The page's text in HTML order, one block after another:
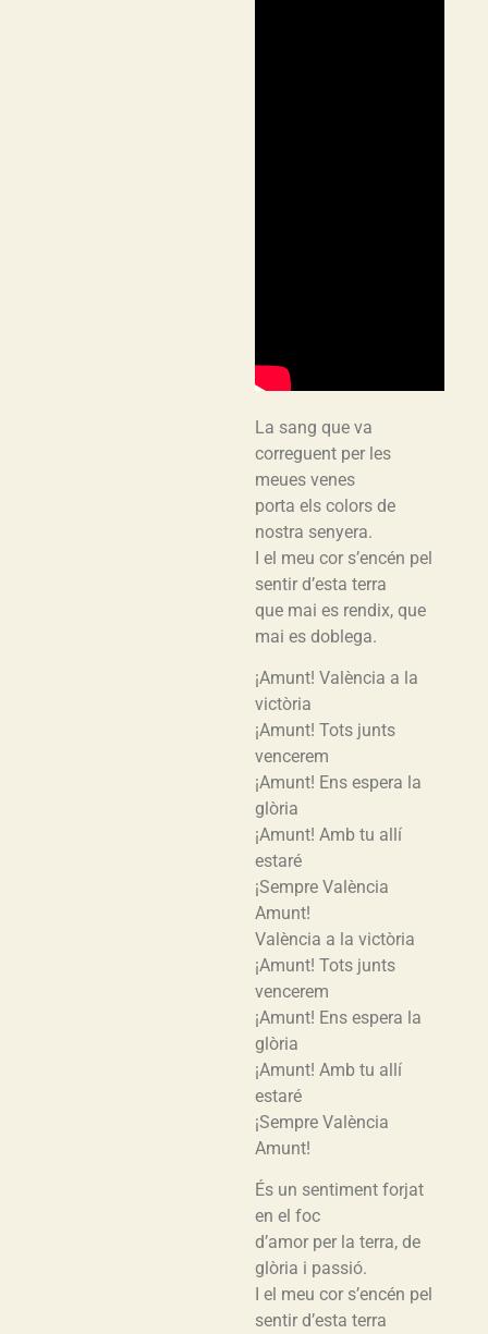
La sang que va
correguent per les
meues venes
porta els colors de
nostra senyera.
I el meu cor s’encén pel
sentir d’esta terra
que mai es rendix, que
mai es doblega.
¡Amunt! València a la
victòria
¡Amunt! Tots junts
vencerem
¡Amunt! Ens espera la
glòria
¡Amunt! Amb tu allí
estaré
¡Sempre València
Amunt!
València a la victòria
¡Amunt! Tots junts
vencerem
¡Amunt! Ens espera la
glòria
¡Amunt! Amb tu allí
estaré
¡Sempre València
Amunt!
És un sentiment forjat
en el foc
d’amor per la terra, de
glòria i passió.
I el meu cor s’encén pel
sentir d’esta terra